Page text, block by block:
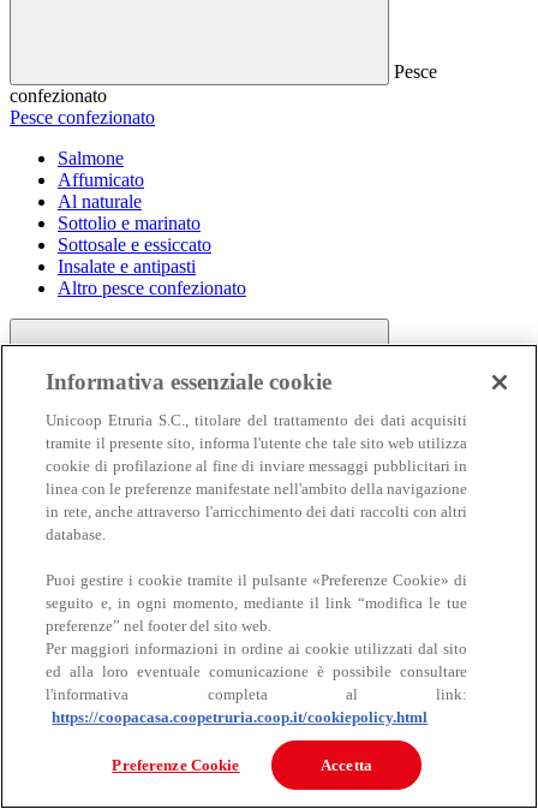
Pesce
confezionato
Pesce confezionato
Salmone
Affumicato
Al naturale
Sottolio e marinato
Sottosale e essiccato
Insalate e antipasti
Altro pesce confezionato
Carne
Carne
Bovino
Informativa essenziale cookie
Unicoop Etruria S.C., titolare del trattamento dei dati acquisiti
tramite il presente sito, informa l'utente che tale sito web utilizza
cookie di profilazione al fine di inviare messaggi pubblicitari in
linea con le preferenze manifestate nell'ambito della navigazione
in rete, anche attraverso l'arricchimento dei dati raccolti con altri
database.
Puoi gestire i cookie tramite il pulsante «Preferenze Cookie» di
seguito e, in ogni momento, mediante il link “modifica le tue
preferenze” nel footer del sito web.
Per maggiori informazioni in ordine ai cookie utilizzati dal sito
ed alla loro eventuale comunicazione è possibile consultare
l'informativa completa al link:
https://coopacasa.coopetruria.coop.it/cookiepolicy.html
Preferenze Cookie Accetta